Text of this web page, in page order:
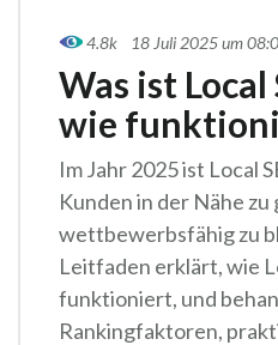
4.8k 18 Juli 2025 um
Was ist Local
wie
Im Jahr 2025 ist Local
Kunden in der Nähe
wettbewerbsfähig zu
Leitfaden erklärt, wie
funktioniert, und
Rankingfaktoren,